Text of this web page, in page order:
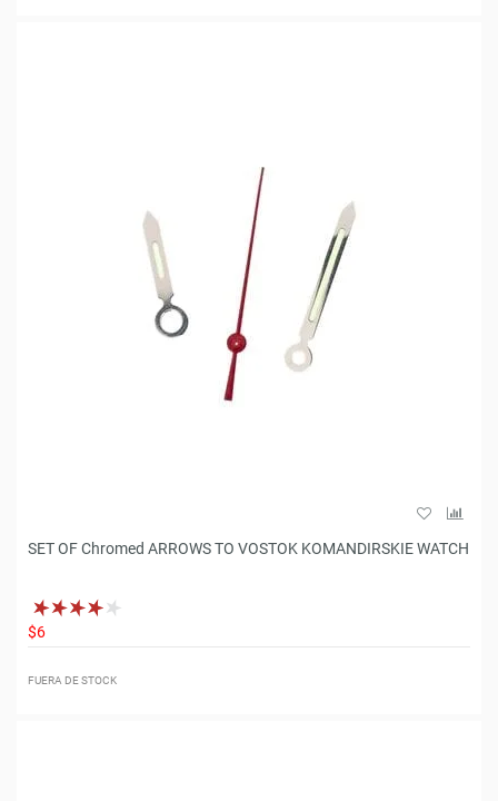
SET OF Chromed ARROWS TO VOSTOK KOMANDIRSKIE WATCH
$6
FUERA DE STOCK